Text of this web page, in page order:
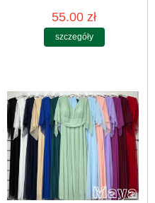
55.00 zł
szczegóły